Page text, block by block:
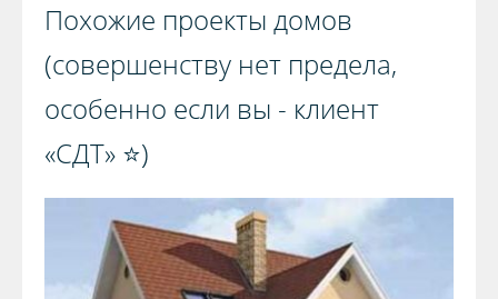
Похожие проекты домов
(совершенству нет предела,
особенно если вы - клиент
«СДТ» ⭐️)️